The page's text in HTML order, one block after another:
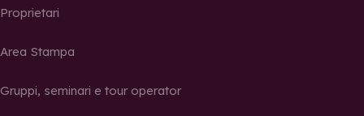
Proprietari
Area Stampa
Gruppi, seminari e tour operator